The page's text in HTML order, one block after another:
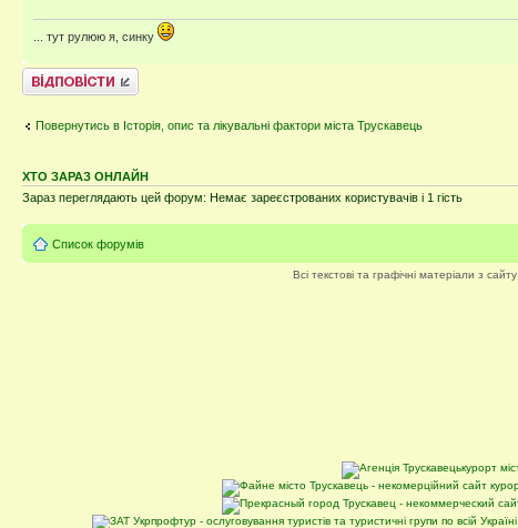
... тут рулюю я, синку
Відповісти
Повернутись в Історія, опис та лікувальні фактори міста Трускавець
ХТО ЗАРАЗ ОНЛАЙН
Зараз переглядають цей форум: Немає зареєстрованих користувачів і 1 гість
Список форумів
Всі текстові та графічні матеріали з